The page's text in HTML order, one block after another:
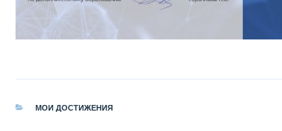
РУБРИКИ
МОИ ДОСТИЖЕНИЯ